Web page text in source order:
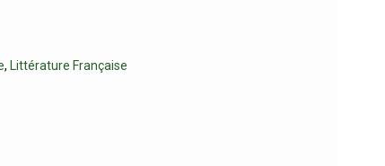
, Littérature Française